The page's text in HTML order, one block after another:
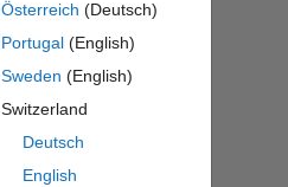
Österreich (Deutsch)
Portugal (English)
Sweden (English)
Switzerland
Deutsch
English